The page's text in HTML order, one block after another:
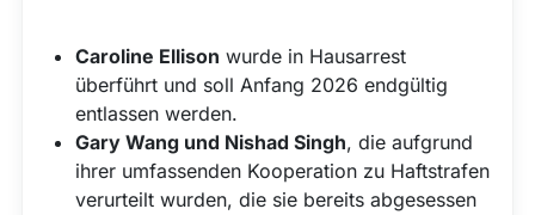
Caroline Ellison wurde in Hausarrest
überführt und soll Anfang 2026 endgültig
entlassen werden.
Gary Wang und Nishad Singh, die aufgrund
ihrer umfassenden Kooperation zu Haftstrafen
verurteilt wurden, die sie bereits abgesessen